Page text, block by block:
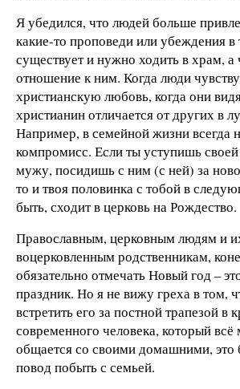
Я убедился, что людей больше
какие-то проповеди или убеждения в
существует и нужно ходить в храм, а
отношение к ним. Когда люди
христианскую любовь, когда они
христианин отличается от других в
Например, в семейной жизни всегда
компромисс. Если ты уступишь
мужу, посидишь с ним (с ней) за
то и твоя половинка с тобой в
быть, сходит в церковь на Рождество.
Православным, церковным людям и
воцерковленным родственникам,
обязательно отмечать Новый год –
праздник. Но я не вижу греха в том,
встретить его за постной трапезой в
современного человека, который
общается со своими домашними, это
повод побыть с семьей.